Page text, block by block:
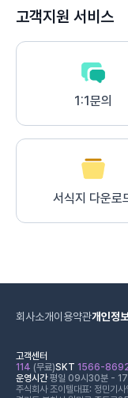
고객지원 서비스
1:1문의
서식지 다운로
회사소개이용약관개인정
고객센터
114 (무료)SKT 1566-
운영시간평일 09시30분 - 17
주식회사 조이텔대표: 정민기